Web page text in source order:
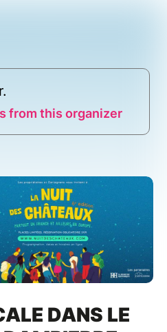
from this organizer
DANS LE